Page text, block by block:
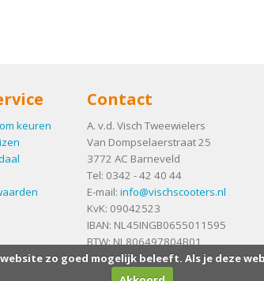
keuren
Contact
A. v.d. Visch Tweewielers
Van Dompselaerstraat 25
3772 AC Barneveld
Tel: 0342 - 42 40 44
E-mail: info@vischscooters.nl
KvK: 09042523
IBAN: NL45INGB0655011595
BTW: NL806497804B01
zo goed mogelijk beleeft. Als je deze